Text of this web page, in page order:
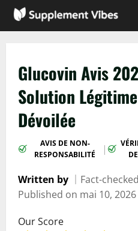
Passer
Glucovin Avis
Solution
Dévoilée
AVIS DE NON-
RESPONSABILITÉ
|
Written by Fact-
Published on mai 10, 2026
Our Score